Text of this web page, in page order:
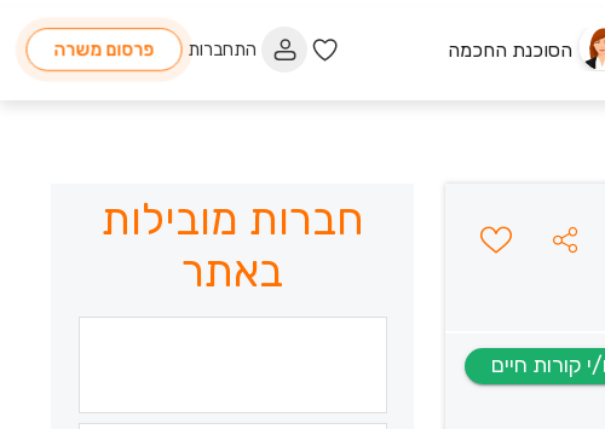
הסוכנת החכמה התחברות פרסום משרה
חברות מובילות
באתר